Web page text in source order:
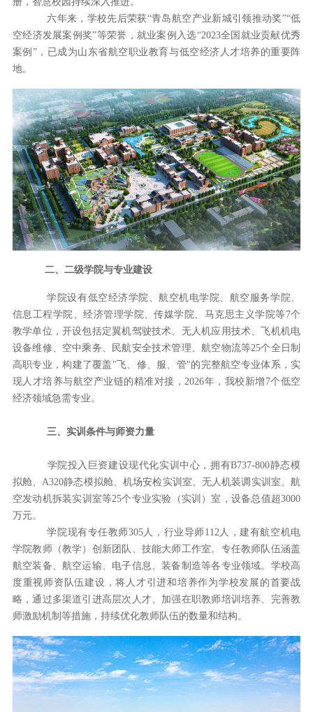
六年来，学校先后荣获“青岛航空产业新城引领推动奖”“低
空经济发展案例奖”等荣誉，就业案例入选“2023全国就业贡献优秀
案例”，已成为山东省航空职业教育与低空经济人才培养的重要阵
地。
二、二级学院与专业建设
学院设有低空经济学院、航空机电学院、航空服务学院、
信息工程学院、经济管理学院、传媒学院、马克思主义学院等7个
教学单位，开设包括定翼机驾驶技术、无人机应用技术、飞机机电
设备维修、空中乘务、民航安全技术管理、航空物流等25个全日制
高职专业，构建了覆盖"飞、修、服、管"的完整航空专业体系，实
现人才培养与航空产业链的精准对接，2026年，我校新增7个低空
经济领域急需专业。
三、实训条件与师资力量
学院投入巨资建设现代化实训中心，拥有B737-800静态模
拟舱、A320静态模拟舱、机场安检实训室、无人机装调实训室、航
空发动机拆装实训室等25个专业实验（实训）室，设备总值超3000
万元。
学院现有专任教师305人 ，行业导师112 人，建有航空机电
学院教师（教学）创新团队、技能大师工作室 。 专任教师队伍涵盖
航空装备、航空运输、电子信息、装备制造等各专业领域。 学校高
度重视师资队伍建设，将人才引进和培养作为学校发展的首要战
略，通过多渠道引进高层次人才、加强在职教师培训培养、完善教
师激励机制等措施，持续优化教师队伍的数量和结构。